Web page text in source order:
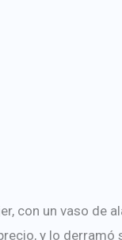
con un vaso de
y lo derramó